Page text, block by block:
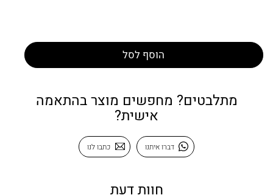
הוסף לסל
מתלבטים? מחפשים מוצר בהתאמה
אישית?
דברו איתנו כתבו לנו
חוות דעת